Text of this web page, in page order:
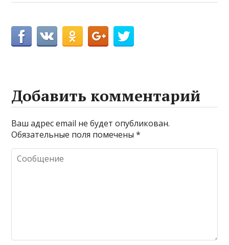
Добавить комментарий
Ваш адрес email не будет опубликован.
Обязательные поля помечены*